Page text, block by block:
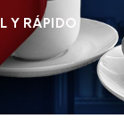
Y RÁPIDO